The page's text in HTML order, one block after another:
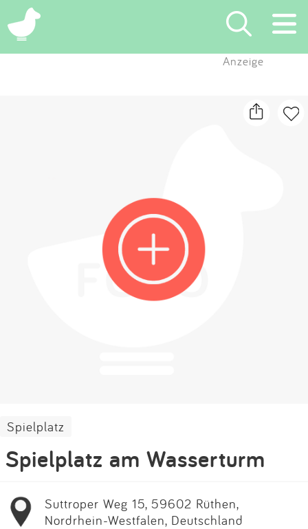
×
Blog
Partner
Kontakt
Impressum
Anzeige
Spielplatz
Spielplatz am Wasserturm
Suttroper Weg 15, 59602 Rüthen,
Nordrhein-Westfalen, Deutschland